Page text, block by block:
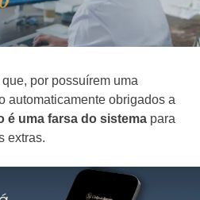
por possuírem uma
automaticamente obrigados a
é uma farsa do sistema para
extras.